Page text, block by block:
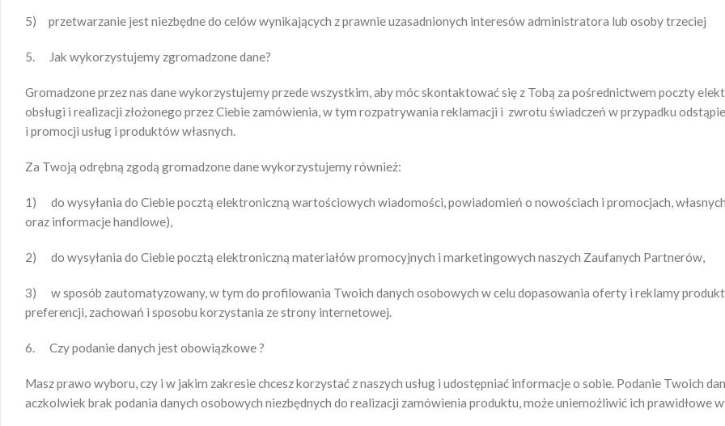
5) przetwarzanie jest niezbędne do celów wynikających z prawnie uzasadnionych interesów administratora lub osoby trzeciej
5. Jak wykorzystujemy zgromadzone dane?
Gromadzone przez nas dane wykorzystujemy przede wszystkim, aby móc skontaktować się z Tobą za pośrednictwem poczty
obsługi i realizacji złożonego przez Ciebie zamówienia, w tym rozpatrywania reklamacji i zwrotu świadczeń w przypadku
i promocji usług i produktów własnych.
Za Twoją odrębną zgodą gromadzone dane wykorzystujemy również:
1) do wysyłania do Ciebie pocztą elektroniczną wartościowych wiadomości, powiadomień o nowościach i promocjach,
oraz informacje handlowe),
2) do wysyłania do Ciebie pocztą elektroniczną materiałów promocyjnych i marketingowych naszych Zaufanych Partnerów,
3) w sposób zautomatyzowany, w tym do profilowania Twoich danych osobowych w celu dopasowania oferty i reklamy
preferencji, zachowań i sposobu korzystania ze strony internetowej.
6. Czy podanie danych jest obowiązkowe ?
Masz prawo wyboru, czy i w jakim zakresie chcesz korzystać z naszych usług i udostępniać informacje o sobie. Podanie Twoich
aczkolwiek brak podania danych osobowych niezbędnych do realizacji zamówienia produktu, może uniemożliwić ich prawidłowe